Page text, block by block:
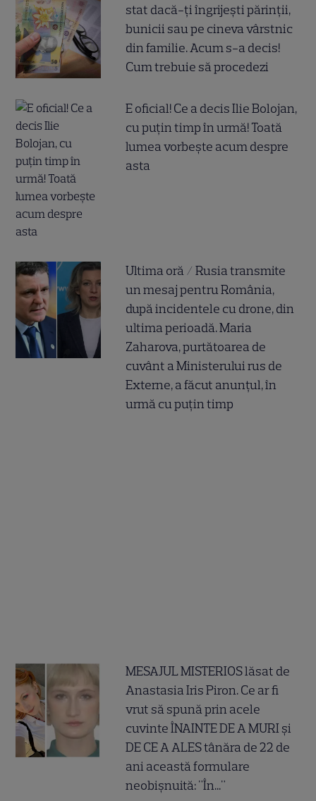
stat dacă-ți îngrijești părinții,
bunicii sau pe cineva vârstnic
din familie. Acum s-a decis!
Cum trebuie să procedezi
E oficial! Ce a decis Ilie Bolojan,
cu puțin timp în urmă! Toată
lumea vorbește acum despre
asta
Ultima oră / Rusia transmite
un mesaj pentru România,
după incidentele cu drone, din
ultima perioadă. Maria
Zaharova, purtătoarea de
cuvânt a Ministerului rus de
Externe, a făcut anunțul, în
urmă cu puțin timp
MESAJUL MISTERIOS lăsat de
Anastasia Iris Piron. Ce ar fi
vrut să spună prin acele
cuvinte ÎNAINTE DE A MURI și
DE CE A ALES tânăra de 22 de
ani această formulare
neobișnuită: "În..."